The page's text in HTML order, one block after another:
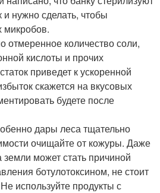
и нужно сделать, чтобы
микробов.
отмеренное количество соли,
кислоты и прочих
приведет к ускоренной
скажется на вкусовых
будете после
дары леса тщательно
очищайте от кожуры. Даже
может стать причиной
ботулотоксином, не стоит
используйте продукты с